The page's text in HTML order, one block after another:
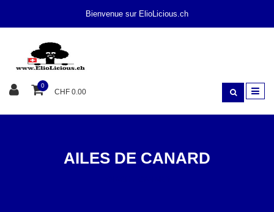
Bienvenue sur ElioLicious.ch
0
CHF 0.00
AILES DE CANARD